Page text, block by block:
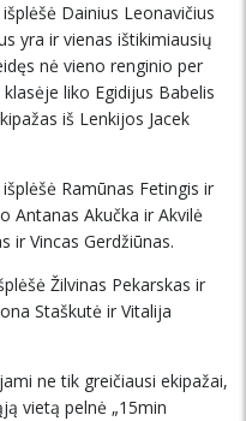
Dainius Leonavičius
yra ir vienas ištikimiausių
nė vieno renginio per
liko Egidijus Babelis
iš Lenkijos Jacek
Ramūnas Fetingis ir
Antanas Akučka ir Akvilė
ir Vincas Gerdžiūnas.
Žilvinas Pekarskas ir
Staškutė ir Vitalija
ne tik greičiausi ekipažai,
vietą pelnė „15min